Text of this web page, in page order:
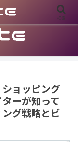
アップデートする
ョッピング
ーが知って
グ戦略とビ
検索